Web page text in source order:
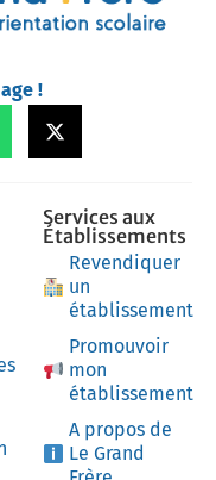
!
Services aux
Établissements
Revendiquer
un
établissement
Promouvoir
mon
établissement
A propos de
Le Grand